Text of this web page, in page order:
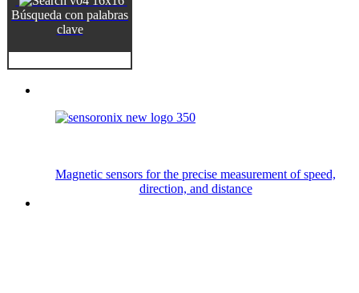
Búsqueda con palabras
clave
Magnetic sensors for the precise measurement of speed,
direction, and distance